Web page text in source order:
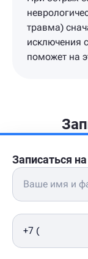
травма)
исключения
поможет на
Записаться